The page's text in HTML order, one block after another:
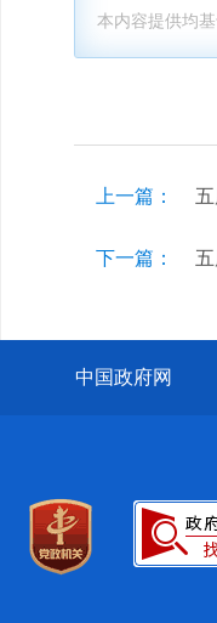
本内容提供均
上一篇：
下一篇：
中国政府网